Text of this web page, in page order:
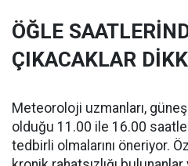
ÖĞLE
ÇIKACAKLAR
Meteoroloji uzmanları, güneş
olduğu 11.00 ile 16.00
tedbirli olmalarını öneriyor.